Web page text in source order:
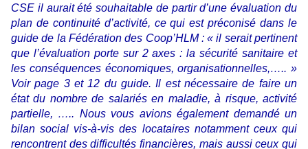
CSE il aurait été souhaitable de partir d’une évaluation du
plan de continuité d’activité, ce qui est préconisé dans le
guide de la Fédération des Coop’HLM : « il serait pertinent
que l’évaluation porte sur 2 axes : la sécurité sanitaire et
les conséquences économiques, organisationnelles,….. »
Voir page 3 et 12 du guide. Il est nécessaire de faire un
état du nombre de salariés en maladie, à risque, activité
partielle, ….. Nous vous avions également demandé un
bilan social vis-à-vis des locataires notamment ceux qui
rencontrent des difficultés financières, mais aussi ceux qui